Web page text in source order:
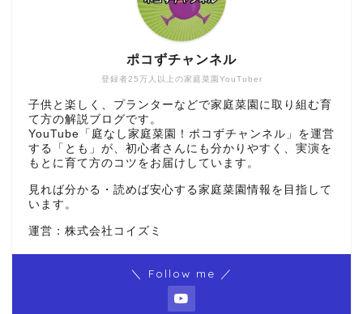
登録者25万人以上の家庭菜園YouTuber
ポコずチャンネル
子供と楽しく、プランターなどで家庭菜園に取り組む育
て方の解説ブログです。
YouTube「庭なし家庭菜園！ポコずチャンネル」を運営
する「とも」が、初心者さんにも分かりやすく、実演を
もとに育て方のコツをお届けしています。
見れば分かる・読めば安心する家庭菜園情報を目指して
います。
運営：株式会社コイズミ
＼ Follow me ／